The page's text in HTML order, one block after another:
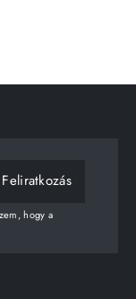
Feliratkozás
hogy a